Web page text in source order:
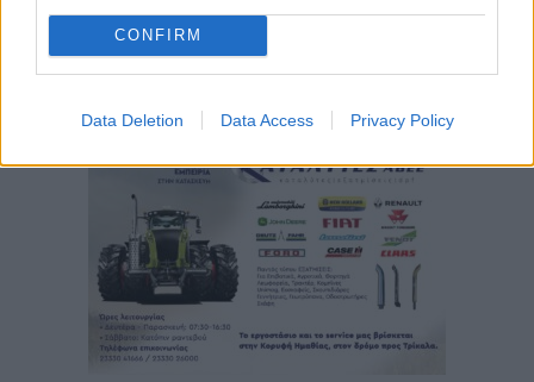
CONFIRM
Data Deletion Data Access Privacy Policy